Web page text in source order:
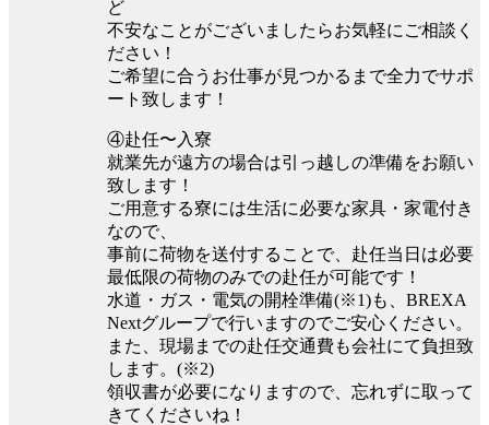
ど
不安なことがございましたらお気軽にご相談く
ださい！
ご希望に合うお仕事が見つかるまで全力でサポ
ート致します！
④赴任〜入寮
就業先が遠方の場合は引っ越しの準備をお願い
致します！
ご用意する寮には生活に必要な家具・家電付き
なので、
事前に荷物を送付することで、赴任当日は必要
最低限の荷物のみでの赴任が可能です！
水道・ガス・電気の開栓準備(※1)も、BREXA
Nextグループで行いますのでご安心ください。
また、現場までの赴任交通費も会社にて負担致
します。(※2)
領収書が必要になりますので、忘れずに取って
きてくださいね！